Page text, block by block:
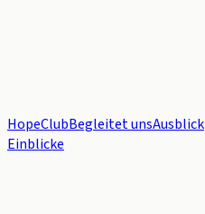
HopeClubBegleitet unsAusblick
Einblicke